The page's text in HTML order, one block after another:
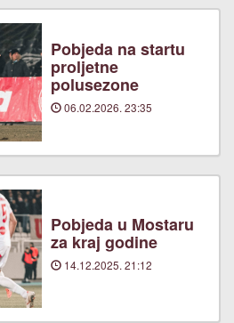
Pobjeda na startu
proljetne
polusezone
06.02.2026. 23:35
Pobjeda u Mostaru
za kraj godine
14.12.2025. 21:12